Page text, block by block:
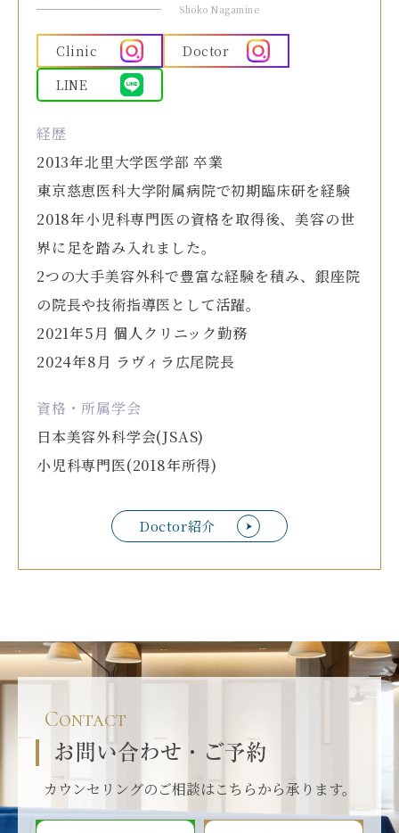
Doctor紹介
Shoko Nagamine
Clinic
Doctor
LINE
経歴
2013年北里大学医学部 卒業
東京慈恵医科大学附属病院で初期臨床研を経験
2018年小児科専門医の資格を取得後、美容の世
界に足を踏み入れました。
2つの大手美容外科で豊富な経験を積み、銀座院
の院長や技術指導医として活躍。
2021年5月 個人クリニック勤務
2024年8月 ラヴィラ広尾院長
資格・所属学会
日本美容外科学会(JSAS)
小児科専門医(2018年所得)
Contact
お問い合わせ・ご予約
カウンセリングのご相談はこちらから承ります。